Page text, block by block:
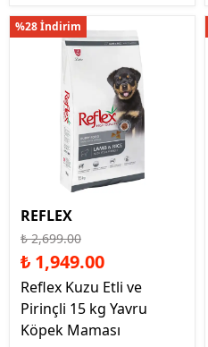
%28 İndirim
REFLEX
₺ 2,699.00
₺ 1,949.00
Reflex Kuzu Etli ve
Pirinçli 15 kg Yavru
Köpek Maması